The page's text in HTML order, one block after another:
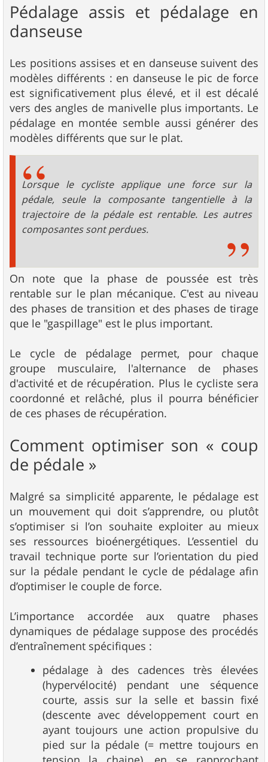
Pédalage assis et pédalage en
danseuse
Les positions assises et en danseuse suivent des
modèles différents : en danseuse le pic de force
est significativement plus élevé, et il est décalé
vers des angles de manivelle plus importants. Le
pédalage en montée semble aussi générer des
modèles différents que sur le plat.
Lorsque le cycliste applique une force sur la
pédale, seule la composante tangentielle à la
trajectoire de la pédale est rentable. Les autres
composantes sont perdues.
On note que la phase de poussée est très
rentable sur le plan mécanique. C'est au niveau
des phases de transition et des phases de tirage
que le "gaspillage" est le plus important.
Le cycle de pédalage permet, pour chaque
groupe musculaire, l'alternance de phases
d'activité et de récupération. Plus le cycliste sera
coordonné et relâché, plus il pourra bénéficier
de ces phases de récupération.
Comment optimiser son « coup
de pédale »
Malgré sa simplicité apparente, le pédalage est
un mouvement qui doit s’apprendre, ou plutôt
s’optimiser si l’on souhaite exploiter au mieux
ses ressources bioénergétiques. L’essentiel du
travail technique porte sur l’orientation du pied
sur la pédale pendant le cycle de pédalage afin
d’optimiser le couple de force.
L’importance accordée aux quatre phases
dynamiques de pédalage suppose des procédés
d’entraînement spécifiques :
pédalage à des cadences très élevées
(hypervélocité) pendant une séquence
courte, assis sur la selle et bassin fixé
(descente avec développement court en
ayant toujours une action propulsive du
pied sur la pédale (= mettre toujours en